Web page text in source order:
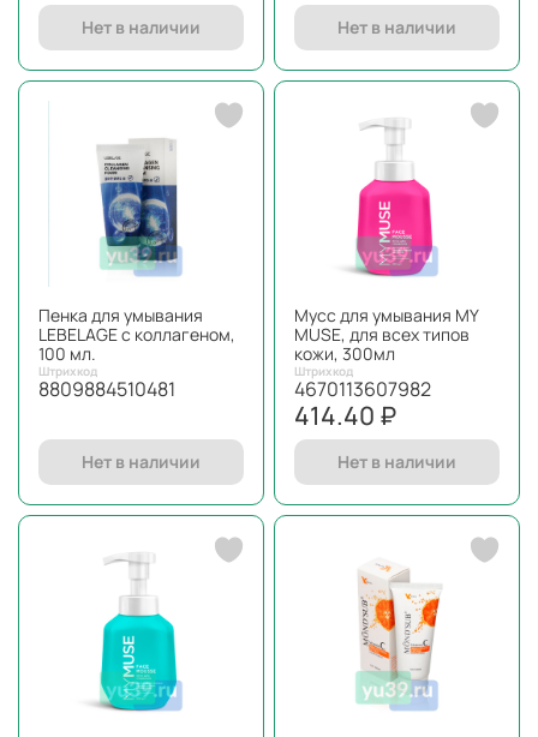
Нет в наличии Нет в наличии
Пенка для умывания
LEBELAGE с коллагеном,
100 мл.
Штрихкод
8809884510481
Нет в наличии
Мусс для умывания MY
MUSE, для всех типов
кожи, 300мл
Штрихкод
4670113607982
414.40 ₽
Нет в наличии